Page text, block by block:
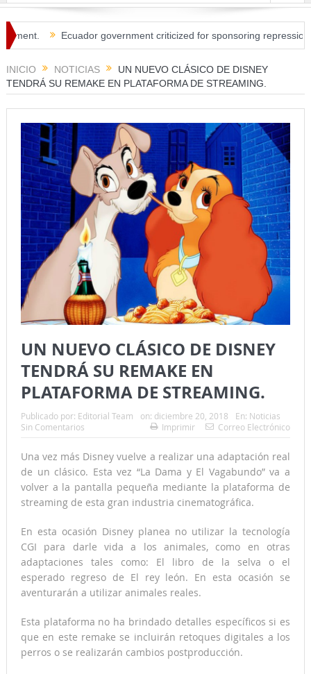
Ecuador government criticized for sponsoring repression in
INICIO NOTICIAS
UN NUEVO CLÁSICO DE DISNEY
TENDRÁ SU REMAKE EN PLATAFORMA DE STREAMING.
UN NUEVO CLÁSICO DE DISNEY
TENDRÁ SU REMAKE EN
PLATAFORMA DE STREAMING.
Publicado por: Editorial Team on: diciembre 20, 2018 En: Noticias
Sin Comentarios
Imprimir Correo Electrónico
Una vez más Disney vuelve a realizar una adaptación real
de un clásico. Esta vez “La Dama y El Vagabundo” va a
volver a la pantalla pequeña mediante la plataforma de
streaming de esta gran industria cinematográfica.
En esta ocasión Disney planea no utilizar la tecnología
CGI para darle vida a los animales, como en otras
adaptaciones tales como: El libro de la selva o el
esperado regreso de El rey león. En esta ocasión se
aventurarán a utilizar animales reales.
Esta plataforma no ha brindado detalles específicos si es
que en este remake se incluirán retoques digitales a los
perros o se realizarán cambios postproducción.